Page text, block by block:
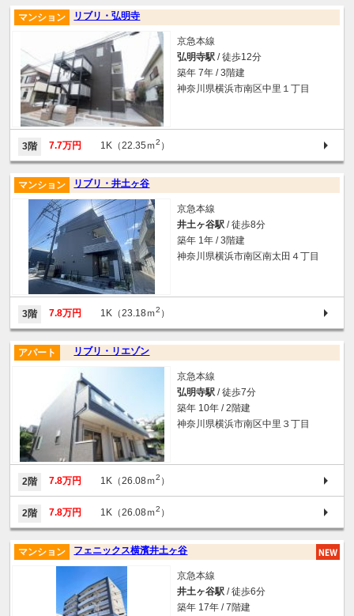
リブリ・弘明寺
マンション
京急本線
弘明寺駅 / 徒歩12分
築年 7年 / 3階建
神奈川県横浜市南区中里１丁目
3階 7.7万円 1K（22.35ｍ2 ）
リブリ・井土ヶ谷
マンション
京急本線
井土ヶ谷駅 / 徒歩8分
築年 1年 / 3階建
神奈川県横浜市南区南太田４丁目
3階 7.8万円 1K（23.18ｍ2 ）
リブリ・リエゾン
アパート
京急本線
弘明寺駅 / 徒歩7分
築年 10年 / 2階建
神奈川県横浜市南区中里３丁目
2階 7.8万円 1K（26.08ｍ2 ）
2階 7.8万円 1K（26.08ｍ2 ）
フェニックス横濱井土ヶ谷
マンション
京急本線
井土ヶ谷駅 / 徒歩6分
築年 17年 / 7階建